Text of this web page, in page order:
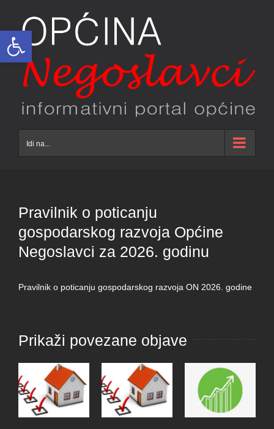
Open toolbar
content
Idi na...
Pravilnik o poticanju
gospodarskog razvoja Općine
Negoslavci za 2026. godinu
Pravilnik o poticanju gospodarskog razvoja ON 2026. godine
Prikaži povezane objave